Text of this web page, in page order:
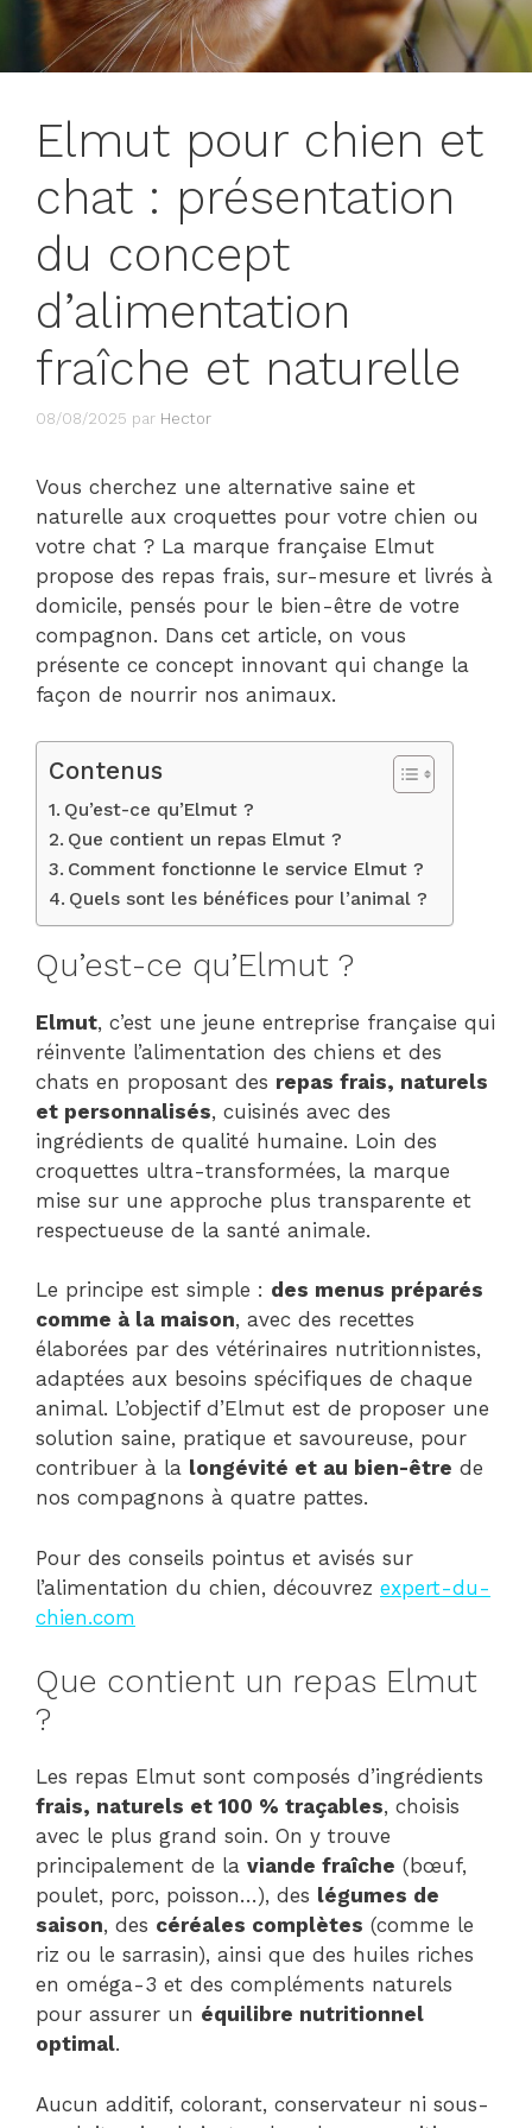
Elmut pour chien et
chat : présentation
du concept
d’alimentation
fraîche et naturelle
08/08/2025 par Hector
Vous cherchez une alternative saine et
naturelle aux croquettes pour votre chien ou
votre chat ? La marque française Elmut
propose des repas frais, sur-mesure et livrés à
domicile, pensés pour le bien-être de votre
compagnon. Dans cet article, on vous
présente ce concept innovant qui change la
façon de nourrir nos animaux.
Contenus
Qu’est-ce qu’Elmut ?
Que contient un repas Elmut ?
Comment fonctionne le service Elmut ?
Quels sont les bénéfices pour l’animal ?
Qu’est-ce qu’Elmut ?
Elmut, c’est une jeune entreprise française qui
réinvente l’alimentation des chiens et des
chats en proposant des repas frais, naturels
et personnalisés, cuisinés avec des
ingrédients de qualité humaine. Loin des
croquettes ultra-transformées, la marque
mise sur une approche plus transparente et
respectueuse de la santé animale.
Le principe est simple : des menus préparés
comme à la maison, avec des recettes
élaborées par des vétérinaires nutritionnistes,
adaptées aux besoins spécifiques de chaque
animal. L’objectif d’Elmut est de proposer une
solution saine, pratique et savoureuse, pour
contribuer à la longévité et au bien-être de
nos compagnons à quatre pattes.
Pour des conseils pointus et avisés sur
l’alimentation du chien, découvrez expert-du-
chien.com
Que contient un repas Elmut
?
Les repas Elmut sont composés d’ingrédients
frais, naturels et 100 % traçables, choisis
avec le plus grand soin. On y trouve
principalement de la viande fraîche (bœuf,
poulet, porc, poisson…), des légumes de
saison, des céréales complètes (comme le
riz ou le sarrasin), ainsi que des huiles riches
en oméga-3 et des compléments naturels
pour assurer un équilibre nutritionnel
optimal.
Aucun additif, colorant, conservateur ni sous-